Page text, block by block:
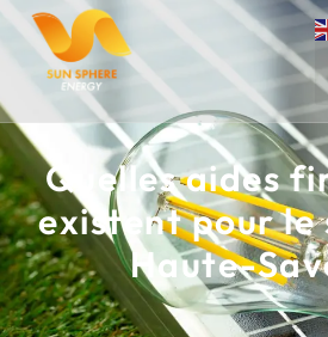
Quelles aides
existent pour le
Haute-